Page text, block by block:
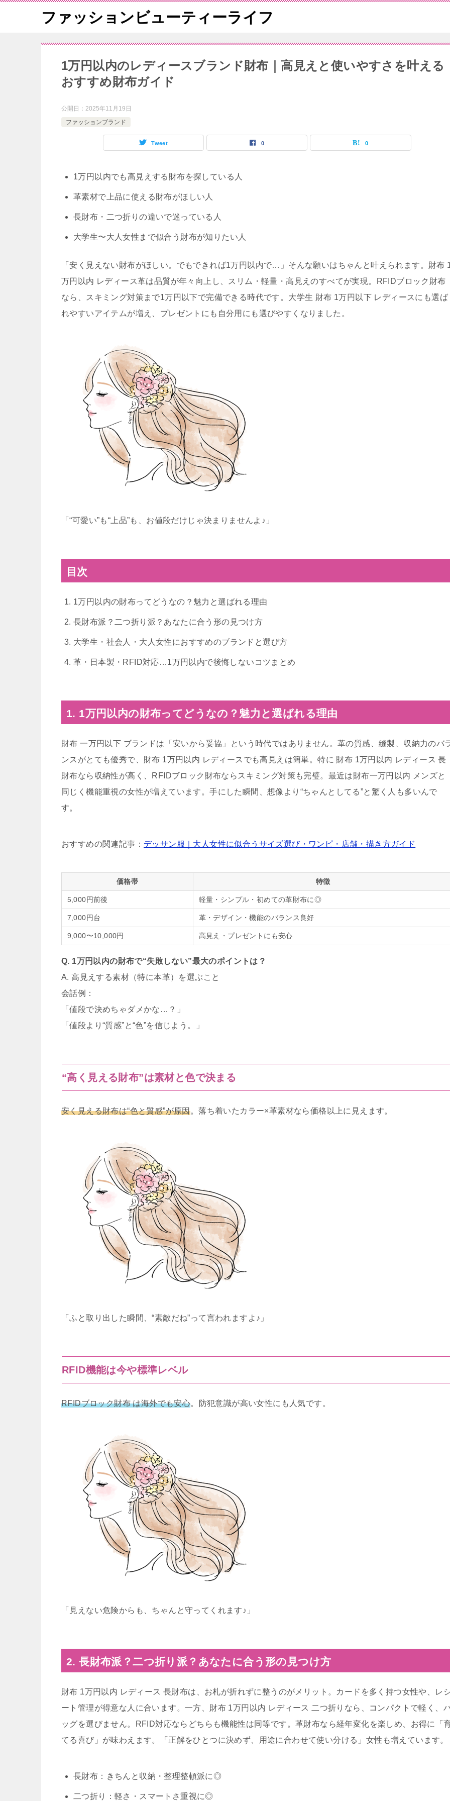
ファッションビューティーライフ
1万円以内のレディースブランド財布｜高見えと使いやすさを叶える
おすすめ財布ガイド
公開日： 2025年11月19日
ファッションブランド
Tweet 0 0
1万円以内でも高見えする財布を探している人
革素材で上品に使える財布がほしい人
長財布・二つ折りの違いで迷っている人
大学生〜大人女性まで似合う財布が知りたい人
「安く見えない財布がほしい。でもできれば1万円以内で…」そんな願いはちゃんと叶えられます。財布
万円以内 レディース革は品質が年々向上し、スリム・軽量・高見えのすべてが実現。RFIDブロック財布
なら、スキミング対策まで1万円以下で完備できる時代です。大学生 財布 1万円以下 レディースにも選ば
れやすいアイテムが増え、プレゼントにも自分用にも選びやすくなりました。
「“可愛い”も“上品”も、お値段だけじゃ決まりませんよ♪」
目次
1万円以内の財布ってどうなの？魅力と選ばれる理由
長財布派？二つ折り派？あなたに合う形の見つけ方
大学生・社会人・大人女性におすすめのブランドと選び方
革・日本製・RFID対応…1万円以内で後悔しないコツまとめ
1. 1万円以内の財布ってどうなの？魅力と選ばれる理由
財布 一万円以下 ブランドは「安いから妥協」という時代ではありません。革の質感、縫製、収納力のバ
ンスがとても優秀で、財布 1万円以内 レディースでも高見えは簡単。特に 財布 1万円以内 レディース 長
財布なら収納性が高く、RFIDブロック財布ならスキミング対策も完璧。最近は財布一万円以内 メンズと
同じく機能重視の女性が増えています。手にした瞬間、想像より“ちゃんとしてる”と驚く人も多いんで
す。
おすすめの関連記事： デッサン服｜大人女性に似合うサイズ選び・ワンピ・店舗・描き方ガイド
価格帯 特徴
5,000円前後 軽量・シンプル・初めての革財布に◎
7,000円台 革・デザイン・機能のバランス良好
9,000〜10,000円 高見え・プレゼントにも安心
Q. 1万円以内の財布で“失敗しない”最大のポイントは？
A. 高見えする素材（特に本革）を選ぶこと
会話例：
「値段で決めちゃダメかな…？」
「値段より“質感”と“色”を信じよう。」
“高く見える財布”は素材と色で決まる
安く見える財布は“色と質感”が原因。落ち着いたカラー×革素材なら価格以上に見えます。
「ふと取り出した瞬間、“素敵だね”って言われますよ♪」
RFID機能は今や標準レベル
RFIDブロック財布 は海外でも安心。防犯意識が高い女性にも人気です。
「見えない危険からも、ちゃんと守ってくれます♪」
2. 長財布派？二つ折り派？あなたに合う形の見つけ方
財布 1万円以内 レディース 長財布は、お札が折れずに整うのがメリット。カードを多く持つ女性や、レ
ート管理が得意な人に合います。一方、財布 1万円以内 レディース 二つ折りなら、コンパクトで軽く、
ッグを選びません。RFID対応ならどちらも機能性は同等です。革財布なら経年変化を楽しめ、お得に「
てる喜び」が味わえます。「正解をひとつに決めず、用途に合わせて使い分ける」女性も増えています。
長財布：きちんと収納・整理整頓派に◎
二つ折り：軽さ・スマートさ重視に◎